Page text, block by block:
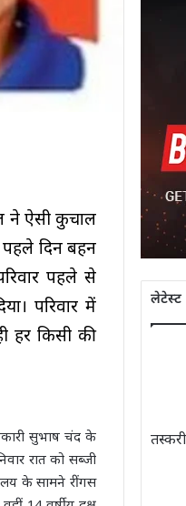
ने ऐसी कुचाल
दिन बहन
पहले से
परिवार में
हर किसी की
सुभाष चंद के
रात को सब्जी
के सामने रींगस
लेटेस्ट
तस्करी